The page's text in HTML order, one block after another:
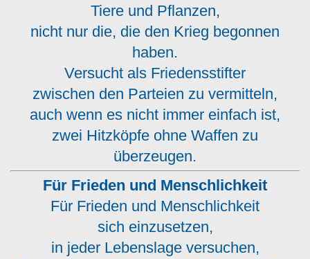
Tiere und Pflanzen,
nicht nur die, die den Krieg begonnen
haben.
Versucht als Friedensstifter
zwischen den Parteien zu vermitteln,
auch wenn es nicht immer einfach ist,
zwei Hitzköpfe ohne Waffen zu
überzeugen.
Für Frieden und Menschlichkeit
Für Frieden und Menschlichkeit
sich einzusetzen,
in jeder Lebenslage versuchen,